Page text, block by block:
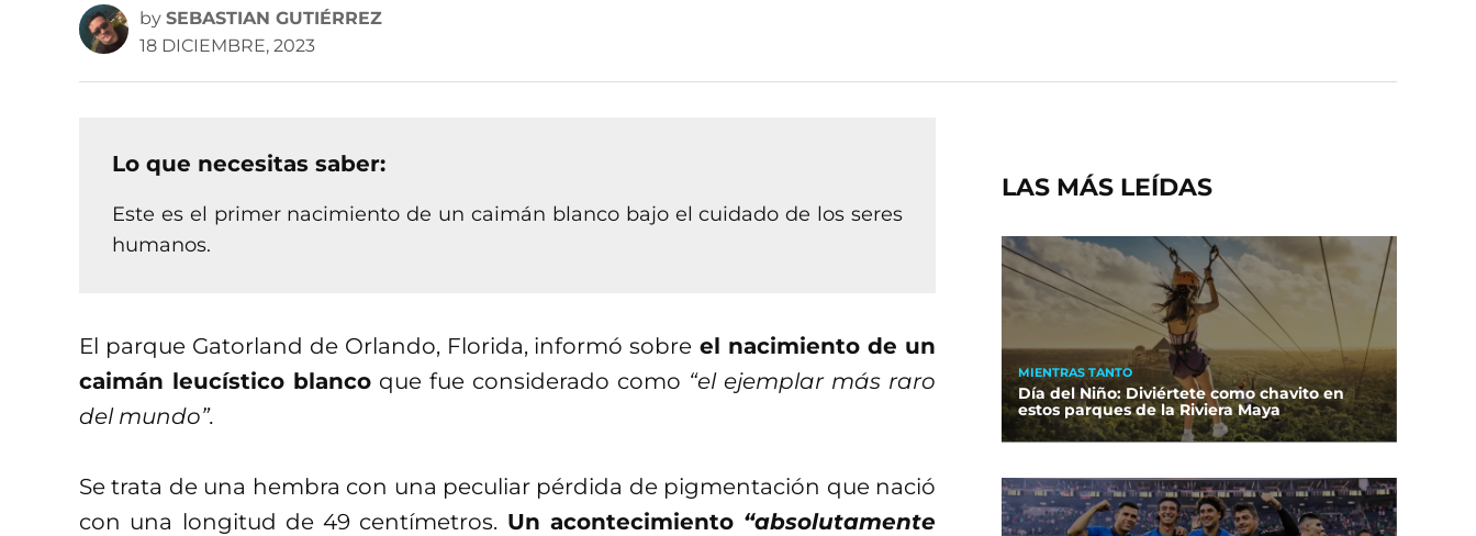
by SEBASTIAN GUTIÉRREZ
18 DICIEMBRE, 2023
Lo que necesitas saber:
Este es el primer nacimiento de un caimán blanco bajo el cuidado de los seres
humanos.
El parque Gatorland de Orlando, Florida, informó sobre el nacimiento de un
caimán leucístico blanco que fue considerado como “el ejemplar más raro
del mundo”.
Se trata de una hembra con una peculiar pérdida de pigmentación que nació
con una longitud de 49 centímetros. Un acontecimiento “absolutamente
LAS MÁS LEÍDAS
MIENTRAS TANTO
Día del Niño: Diviértete como chavito en
estos parques de la Riviera Maya